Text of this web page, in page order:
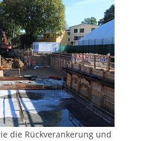
die Rückverankerung und